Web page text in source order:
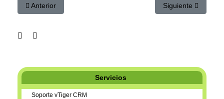
Artículo anterior: Ayudas IA 2026 para PYMES |
Anterior Artículo siguiente:
Siguiente
Servicios
Soporte vTiger CRM